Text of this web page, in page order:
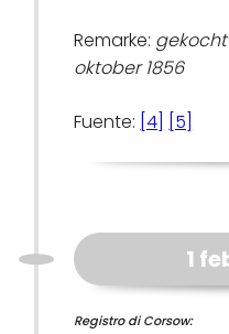
Remarke: gekocht
oktober 1856
Fuente: [4] [5]
1
Registro di Corsow: